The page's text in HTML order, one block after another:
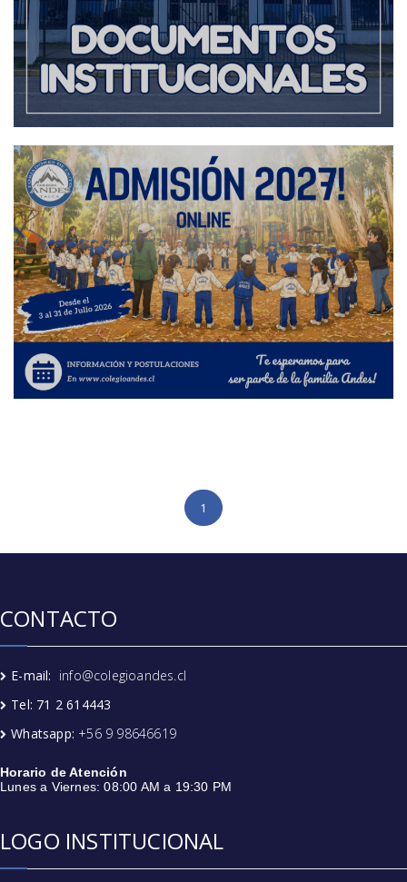
1
CONTACTO
E-mail: info@colegioandes.cl
Tel: 71 2 614443
Whatsapp: +56 9 98646619
Horario de Atención
Lunes a Viernes: 08:00 AM a 19:30 PM
LOGO INSTITUCIONAL